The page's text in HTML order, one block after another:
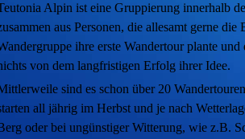
Alpin ist eine Gruppierung innerhalb
aus Personen, die allesamt gerne
ihre erste Wandertour plante
von dem langfristigen Erfolg ihrer Idee.
sind es schon über 20
all jährig im Herbst und je nach
oder bei ungünstiger Witterung, wie z.B.